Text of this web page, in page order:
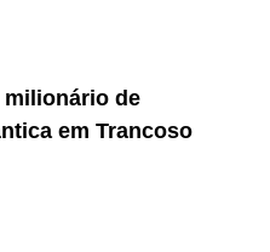
de
em Trancoso